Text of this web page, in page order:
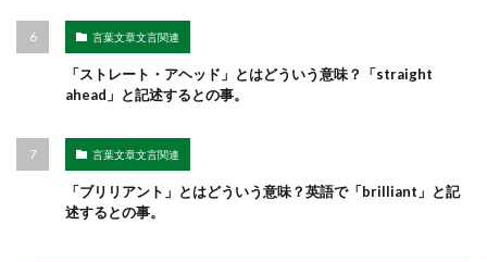
言葉文章文言関連
「ストレート・アヘッド」とはどういう意味？「straight
ahead」と記述するとの事。
言葉文章文言関連
「ブリリアント」とはどういう意味？英語で「brilliant」と記
述するとの事。